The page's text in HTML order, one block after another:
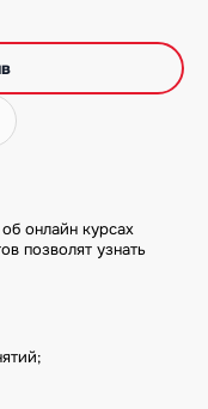
онлайн курсах
позволят узнать